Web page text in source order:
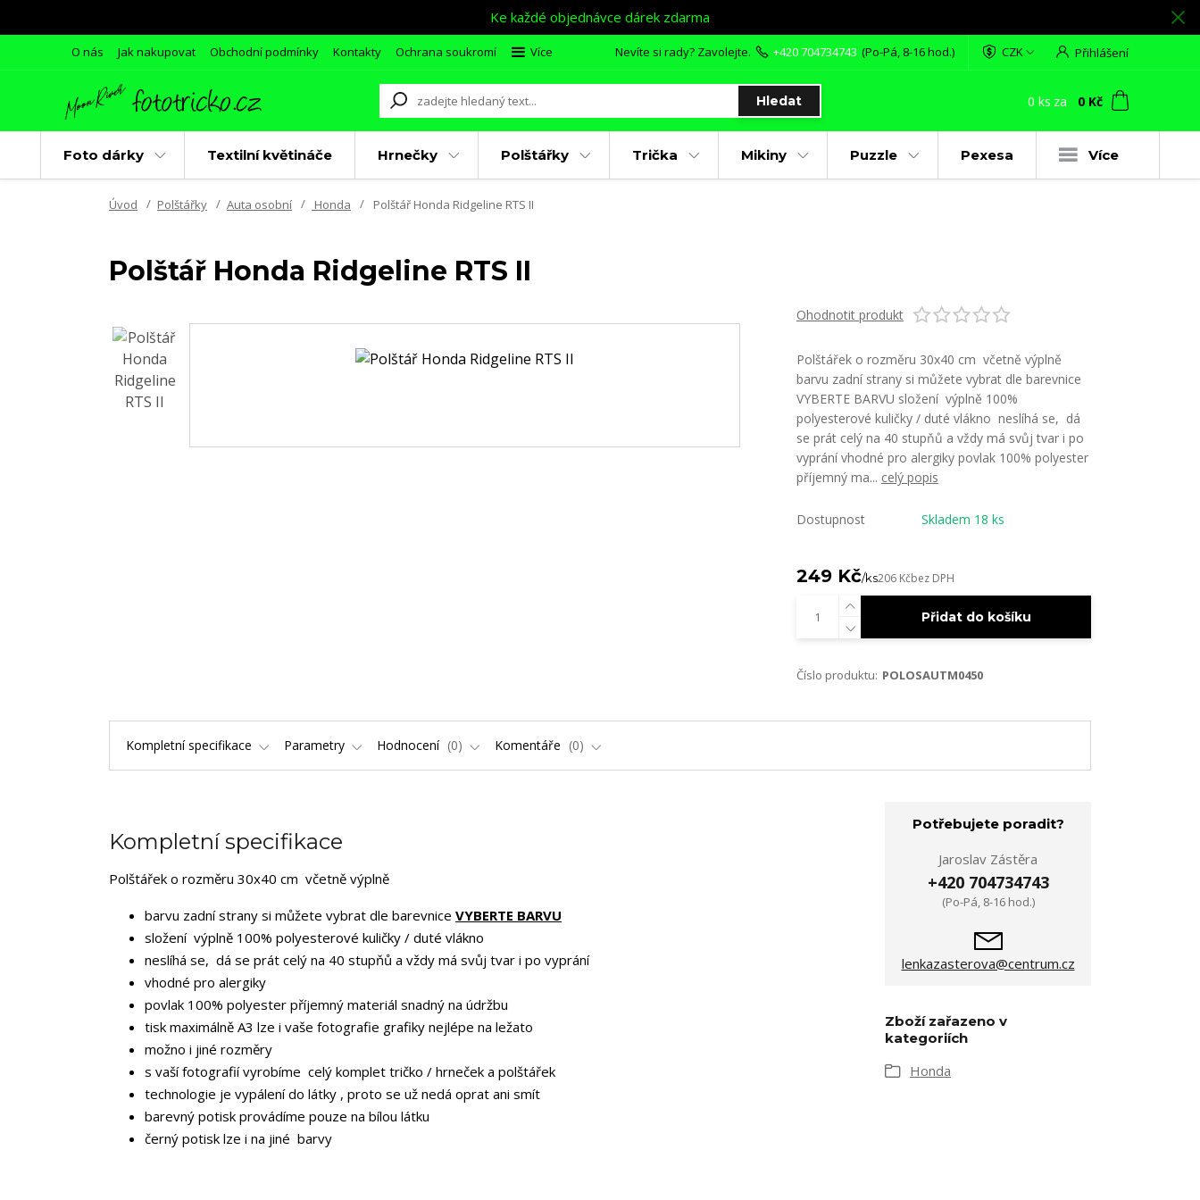
Ke každé objednávce dárek zdarma
O nás Jak nakupovat Obchodní podmínky Kontakty Ochrana soukromí Více CZK Přihlášení
Hledat
Nevíte si rady? Zavolejte. +420 704734743 (Po-Pá, 8-16 hod.)
0 ks za 0 Kč
Foto dárky Textilní květináče Hrnečky Polštářky Trička Mikiny Puzzle Pexesa Více
Úvod Polštářky Auta osobní Honda Polštář Honda Ridgeline RTS II
Polštář Honda Ridgeline RTS II
Ohodnotit produkt
Polštářek o rozměru 30x40 cm včetně výplně
barvu zadní strany si můžete vybrat dle barevnice
VYBERTE BARVU složení výplně 100%
polyesterové kuličky / duté vlákno neslíhá se, dá
se prát celý na 40 stupňů a vždy má svůj tvar i po
vyprání vhodné pro alergiky povlak 100% polyester
příjemný ma... celý popis
Dostupnost Skladem 18 ks
249 Kč/ks206 Kčbez DPH
Přidat do košíku
Číslo produktu: POLOSAUTM0450
Kompletní specifikace Parametry Hodnocení 0 Komentáře 0
Kompletní specifikace
Polštářek o rozměru 30x40 cm včetně výplně
barvu zadní strany si můžete vybrat dle barevnice VYBERTE BARVU
složení výplně 100% polyesterové kuličky / duté vlákno
neslíhá se, dá se prát celý na 40 stupňů a vždy má svůj tvar i po vyprání
vhodné pro alergiky
povlak 100% polyester příjemný materiál snadný na údržbu
tisk maximálně A3 lze i vaše fotografie grafiky nejlépe na ležato
možno i jiné rozměry
s vaší fotografií vyrobíme celý komplet tričko / hrneček a polštářek
technologie je vypálení do látky , proto se už nedá oprat ani smít
barevný potisk provádíme pouze na bílou látku
černý potisk lze i na jiné barvy
Potřebujete poradit?
Jaroslav Zástěra
+420 704734743
(Po-Pá, 8-16 hod.)
lenkazasterova@centrum.cz
Zboží zařazeno v
kategoriích
Honda